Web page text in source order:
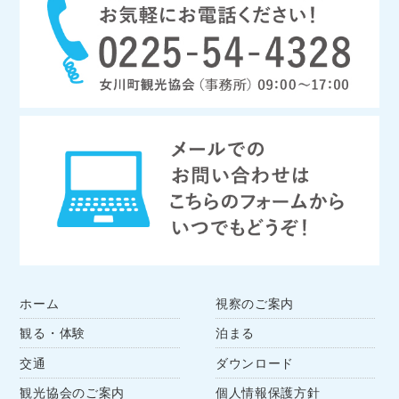
ホーム
観る・体験
交通
観光協会のご案内
視察のご案内
泊まる
ダウンロード
個人情報保護方針